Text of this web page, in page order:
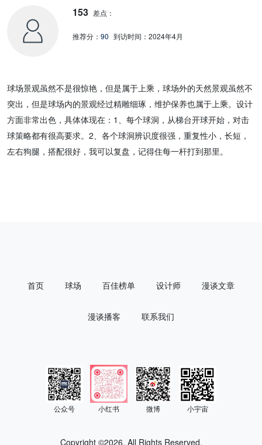
球场景观虽然不是很惊艳，但是属于上乘，球场外的天然景观虽然不
突出，但是球场内的景观经过精雕细琢，维护保养也属于上乘。设计
方面非常出色，具体体现在：1、每个球洞，从梯台开球开始，对击
球策略都有很高要求。2、各个球洞辨识度很强，重复性小，长短，
左右狗腿，搭配很好，我可以复盘，记得住每一杆打到那里。
153 差点：
推荐分： 90 到访时间： 2024年4月
首页 球场 百佳榜单 设计师 漫谈文章
漫谈播客 联系我们
公众号 小红书 微博 小宇宙
Copyright ©2026. All Rights Reserved.